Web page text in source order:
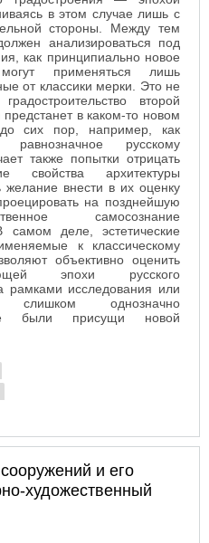
в этом случае лишь с
стороны. Между тем
анализироваться под
как принципиально новое
применяться лишь
от классики мерки. Это не
второй
в каком-то новом
сих пор, например, как
равнозначное русскому
также попытки отрицать
свойства архитектуры
желание внести в их оценку
на позднейшую
самосознание
деле, эстетические
к классическому
объективно оценить
эпохи русского
рамками исследования или
слишком однозначно
были присущи новой
и его
художественный